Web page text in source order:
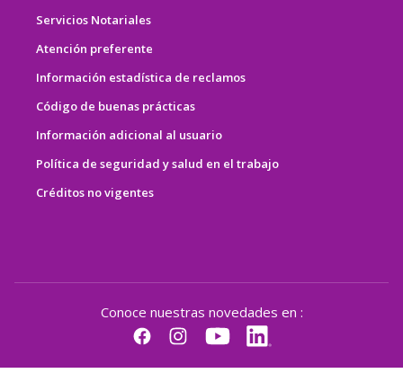
Servicios Notariales
Atención preferente
Información estadística de reclamos
Código de buenas prácticas
Información adicional al usuario
Política de seguridad y salud en el trabajo
Créditos no vigentes
Conoce nuestras novedades en :